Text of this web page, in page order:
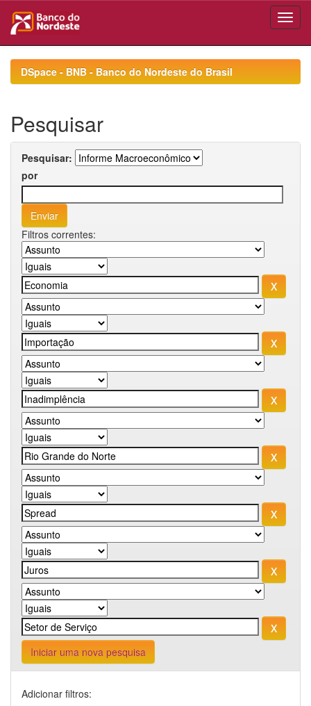
navigationDSpace - BNB - Banco do Nordeste do Brasil
Pesquisar
Pesquisar:
por
Filtros correntes:
Iniciar uma nova pesquisa
Adicionar filtros: